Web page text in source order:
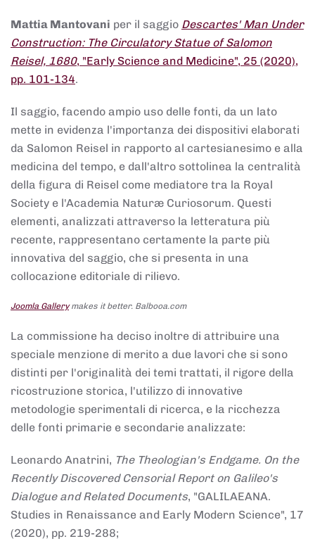
Mattia Mantovani per il saggio Descartes' Man Under
Construction: The Circulatory Statue of Salomon
Reisel, 1680, "Early Science and Medicine", 25 (2020),
pp. 101-134.
Il saggio, facendo ampio uso delle fonti, da un lato
mette in evidenza l'importanza dei dispositivi elaborati
da Salomon Reisel in rapporto al cartesianesimo e alla
medicina del tempo, e dall'altro sottolinea la centralità
della figura di Reisel come mediatore tra la Royal
Society e l'Academia Naturæ Curiosorum. Questi
elementi, analizzati attraverso la letteratura più
recente, rappresentano certamente la parte più
innovativa del saggio, che si presenta in una
collocazione editoriale di rilievo.
Joomla Gallerymakes it better. Balbooa.com
La commissione ha deciso inoltre di attribuire una
speciale menzione di merito a due lavori che si sono
distinti per l'originalità dei temi trattati, il rigore della
ricostruzione storica, l'utilizzo di innovative
metodologie sperimentali di ricerca, e la ricchezza
delle fonti primarie e secondarie analizzate:
Leonardo Anatrini, The Theologian's Endgame. On the
Recently Discovered Censorial Report on Galileo's
Dialogue and Related Documents, "GALILAEANA.
Studies in Renaissance and Early Modern Science", 17
(2020), pp. 219-288;